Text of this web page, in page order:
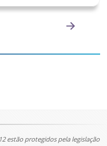
estão protegidos pela legislação